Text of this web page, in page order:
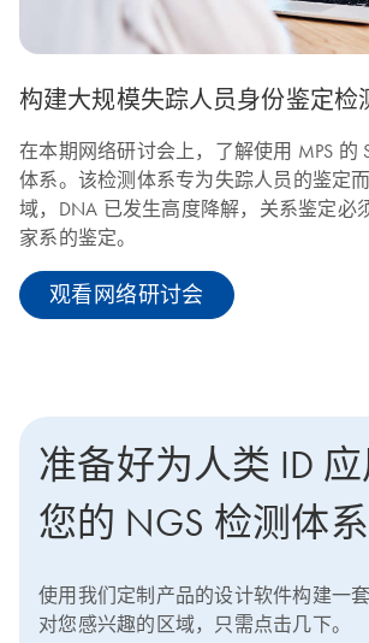
构建大规模失踪人员身份鉴定检
在本期网络研讨会上，了解使用 MPS 的
体系。该检测体系专为失踪人员的鉴定
域，DNA 已发生高度降解，关系鉴定必
家系的鉴定。
观看网络研讨会
准备好为人类 ID
您的 NGS 检测体
使用我们定制产品的设计软件构建一
对您感兴趣的区域，只需点击几下。